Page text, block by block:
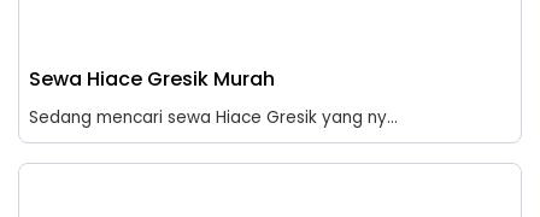
Sewa Hiace Gresik Murah
Sedang mencari sewa Hiace Gresik yang ny...